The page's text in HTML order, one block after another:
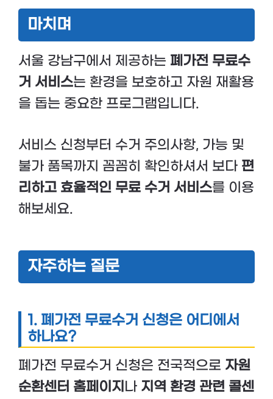
마치며
서울 강남구에서 제공하는 폐가전 무료수
거 서비스는 환경을 보호하고 자원 재활용
을 돕는 중요한 프로그램입니다.
서비스 신청부터 수거 주의사항, 가능 및
불가 품목까지 꼼꼼히 확인하셔서 보다 편
리하고 효율적인 무료 수거 서비스를 이용
해보세요.
자주하는 질문
1. 폐가전 무료수거 신청은 어디에서
하나요?
폐가전 무료수거 신청은 전국적으로 자원
순환센터 홈페이지 나 지역 환경 관련 콜센